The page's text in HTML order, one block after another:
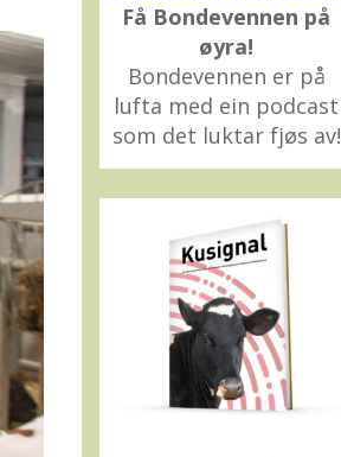
Få Bondevennen på
øyra!
Bondevennen er på
lufta med ein podcast
som det luktar fjøs av!